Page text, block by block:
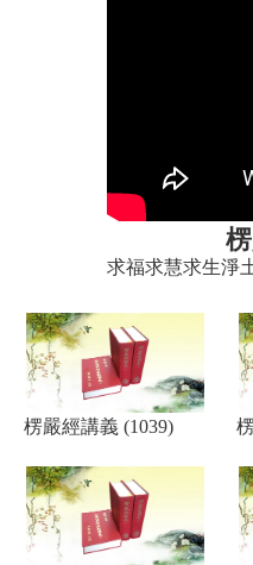
求福求慧求生淨
楞嚴經講義 (1039)